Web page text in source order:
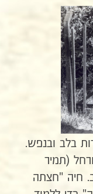
בלב ובנפש.
(תמיר
חיה "חצתה